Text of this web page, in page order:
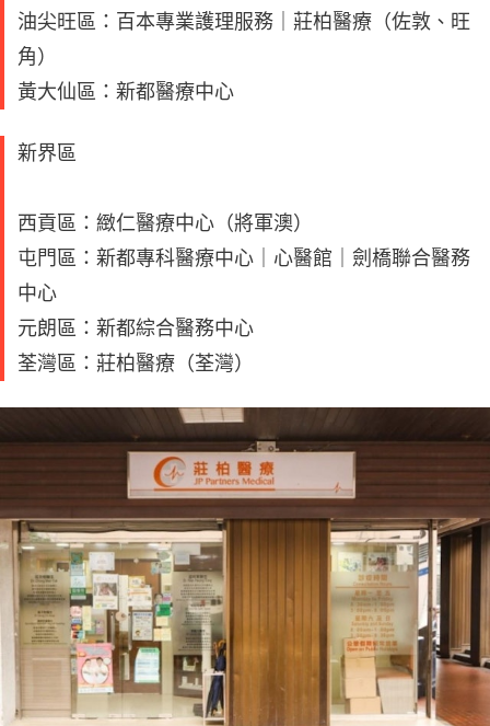
油尖旺區：百本專業護理服務｜莊柏醫療（佐敦、旺
角）
黃大仙區：新都醫療中心
新界區
西貢區：緻仁醫療中心（將軍澳）
屯門區：新都專科醫療中心｜心醫館｜劍橋聯合醫務
中心
元朗區：新都綜合醫務中心
荃灣區：莊柏醫療（荃灣）